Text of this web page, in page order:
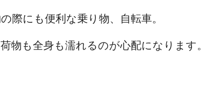
際にも便利な乗り物、自転車。
物も全身も濡れるのが心配になります。